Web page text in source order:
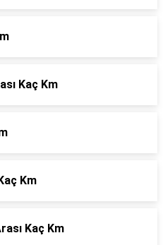
Kaç Km
Km
Kaç Km